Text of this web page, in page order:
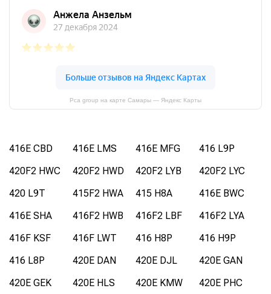
Pca group на карте Самары — Яндекс Карты
416E CBD 416E LMS 416E MFG
416 L9P
420F2 HWC
420F2 HWD 420F2 LYB
420F2 LYC
420 L9T
415F2 HWA 415 H8A
416E BWC
416E SHA
416F2 HWB 416F2 LBF
416F2 LYA
416F KSF
416F LWT 416 H8P
416 H9P
416 L8P
420E DAN 420E DJL
420E GAN
420E GEK
420E HLS 420E KMW 420E PHC